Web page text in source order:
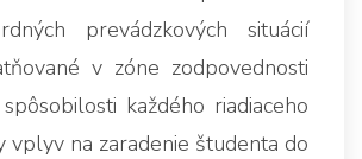
prevádzkových situácií
v zóne zodpovednosti
každého riadiaceho
na zaradenie študenta do